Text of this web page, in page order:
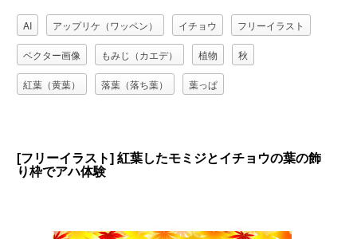
AI アップリケ（ワッペン） イチョウ フリーイラスト
ベクター画像 もみじ（カエデ） 植物 秋
紅葉（黄葉） 落葉（落ち葉） 葉っぱ
[フリーイラスト] 紅葉したモミジとイチョウの葉の飾
り枠でアハ体験